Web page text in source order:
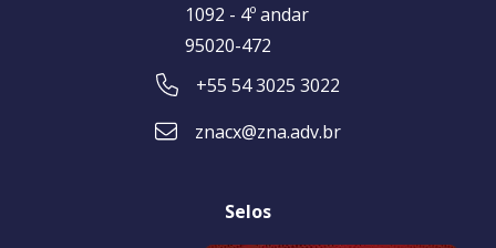
1092 - 4º andar
95020-472
+55 54 3025 3022
znacx@zna.adv.br
Selos